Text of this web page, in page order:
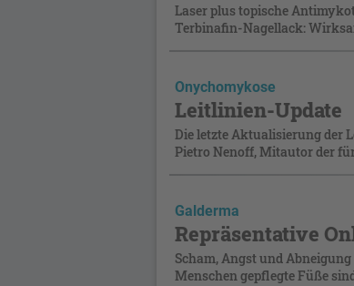
Laser plus topische
Terbinafin-Nagellack:
Onychomykose
Leitlinien-Update
Die letzte Aktualisierung der
Pietro Nenoff, Mitautor der
Galderma
Repräsentative
Scham, Angst und
Menschen gepflegte Füße